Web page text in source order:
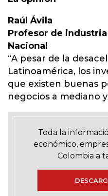
Raúl Ávila
Profesor de
Nacional
“A pesar de la
Latinoamérica, los
que existen buenas
negocios a mediano
Toda la
económico,
Colombia a